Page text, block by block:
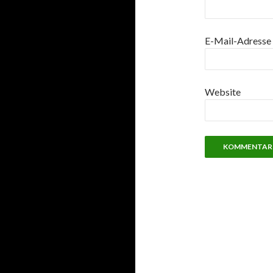
E-Mail-Adresse
Website